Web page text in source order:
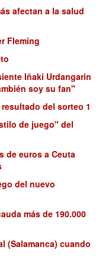
afectan a la salud
Fleming
Iñaki Urdangarin
soy su fan"
del sorteo 1
de juego" del
de euros a Ceuta
del nuevo
más de 190.000
(Salamanca) cuando